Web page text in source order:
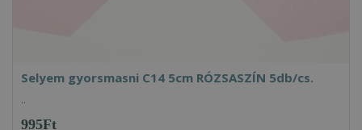
Selyem gyorsmasni C14 5cm RÓZSASZÍN 5db/cs.
..
995Ft